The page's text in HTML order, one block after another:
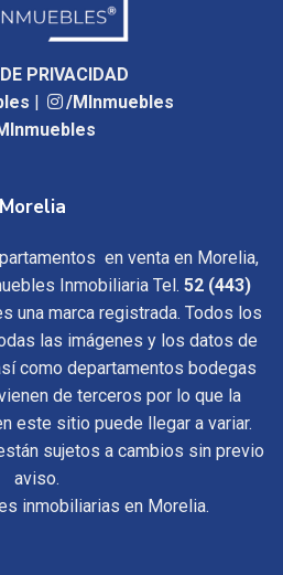
PRIVACIDAD
/MInmuebles
en venta en Morelia,
Inmobiliaria Tel. 52 (443)
una marca registrada. Todos los
las imágenes y los datos de
como departamentos bodegas
de terceros por lo que la
este sitio puede llegar a variar.
sujetos a cambios sin previo
aviso.
inmobiliarias en Morelia.